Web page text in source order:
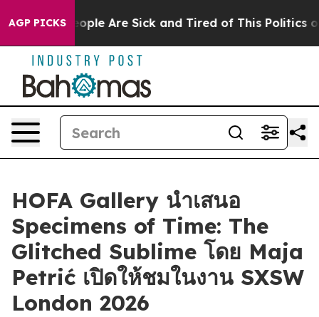
AGP PICKS
Win: “People Are Sick and Tired of This Politics of
HOFA Gallery นำเสนอ
Specimens of Time: The
Glitched Sublime โดย Maja
Petrić เปิดให้ชมในงาน SXSW
London 2026